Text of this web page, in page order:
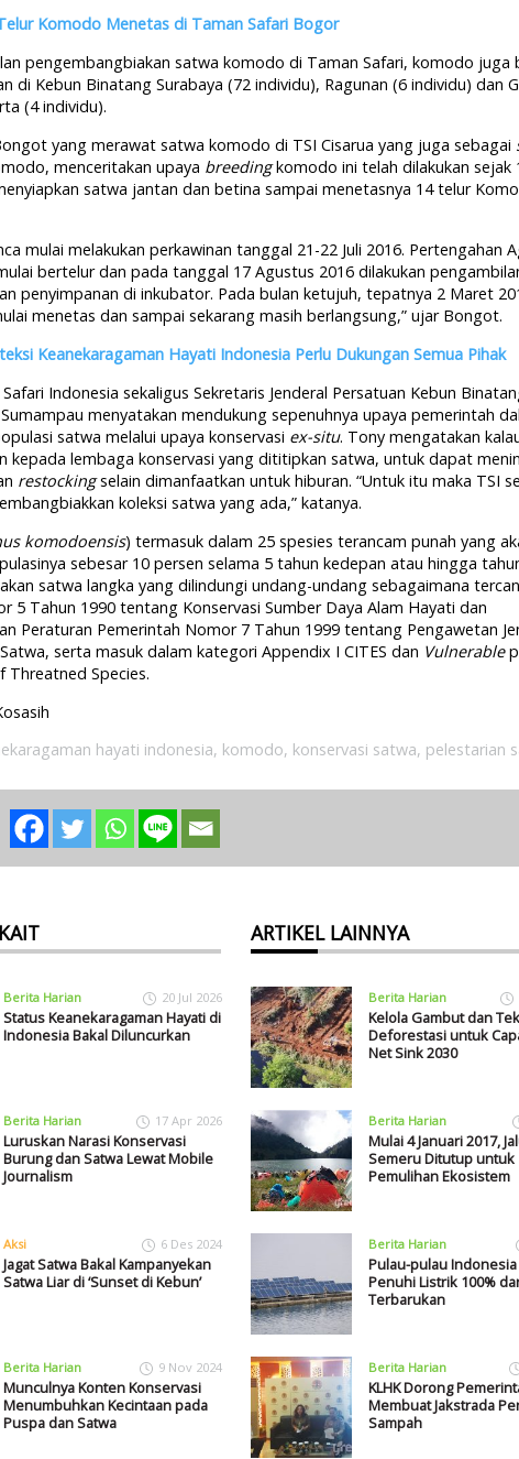
Komodo Menetas di Taman Safari Bogor
pengembangbiakan satwa komodo di Taman Safari, komodo juga
di Kebun Binatang Surabaya (72 individu), Ragunan (6 individu) dan
(4 individu).
yang merawat satwa komodo di TSI Cisarua yang juga sebagai
menceritakan upaya breedingkomodo ini telah dilakukan sejak
satwa jantan dan betina sampai menetasnya 14 telur
mulai melakukan perkawinan tanggal 21-22 Juli 2016. Pertengahan
bertelur dan pada tanggal 17 Agustus 2016 dilakukan
penyimpanan di inkubator. Pada bulan ketujuh, tepatnya 2 Maret
menetas dan sampai sekarang masih berlangsung,” ujar Bongot.
Keanekaragaman Hayati Indonesia Perlu Dukungan Semua Pihak
Indonesia sekaligus Sekretaris Jenderal Persatuan Kebun
menyatakan mendukung sepenuhnya upaya pemerintah
satwa melalui upaya konservasi ex-situ. Tony mengatakan
kepada lembaga konservasi yang dititipkan satwa, untuk dapat
restockingselain dimanfaatkan untuk hiburan. “Untuk itu maka TSI
koleksi satwa yang ada,” katanya.
komodoensis) termasuk dalam 25 spesies terancam punah yang
sebesar 10 persen selama 5 tahun kedepan atau hingga
satwa langka yang dilindungi undang-undang sebagaimana
5 Tahun 1990 tentang Konservasi Sumber Daya Alam Hayati dan
Peraturan Pemerintah Nomor 7 Tahun 1999 tentang Pengawetan
serta masuk dalam kategori Appendix I CITES dan Vulnerable
Threatned Species.
hayati indonesia, komodo, konservasi satwa, pelestarian
Berita Harian 20 Jul 2026
Status Keanekaragaman Hayati di
Indonesia Bakal Diluncurkan
Berita Harian 17 Apr 2026
Luruskan Narasi Konservasi
Burung dan Satwa Lewat Mobile
Journalism
Aksi 6 Des 2024
Jagat Satwa Bakal Kampanyekan
Satwa Liar di ‘Sunset di Kebun’
Berita Harian 9 Nov 2024
Munculnya Konten Konservasi
Menumbuhkan Kecintaan pada
Puspa dan Satwa
ARTIKEL LAINNYA
Berita Harian
Kelola Gambut dan
Deforestasi untuk
Net Sink 2030
Berita Harian
Mulai 4 Januari 2017,
Semeru Ditutup untuk
Pemulihan Ekosistem
Berita Harian
Pulau-pulau Indonesia
Penuhi Listrik 100%
Terbarukan
Berita Harian
KLHK Dorong
Membuat Jakstrada
Sampah